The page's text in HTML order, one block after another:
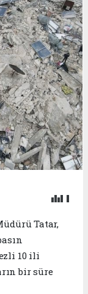
Tatar,
10 ili
bir süre